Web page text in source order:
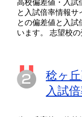
高校偏差値・入試
と入試倍率情報サ
との偏差値と入試
います。 志望校
稔ヶ
入試